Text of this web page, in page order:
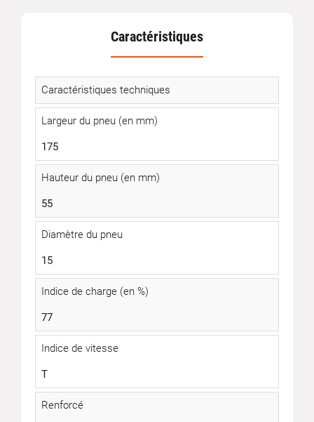
Caractéristiques
Caractéristiques techniques
Largeur du pneu (en mm)
175
Hauteur du pneu (en mm)
55
Diamètre du pneu
15
Indice de charge (en %)
77
Indice de vitesse
T
Renforcé